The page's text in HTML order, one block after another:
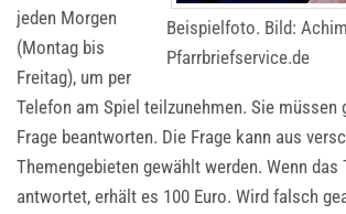
Beispielfoto. Bild:
Pfarrbriefservice.de
jeden Morgen
(Montag bis
Freitag), um per
Telefon am Spiel teilzunehmen. Sie müssen
Frage beantworten. Die Frage kann aus
Themengebieten gewählt werden. Wenn das
antwortet, erhält es 100 Euro. Wird falsch